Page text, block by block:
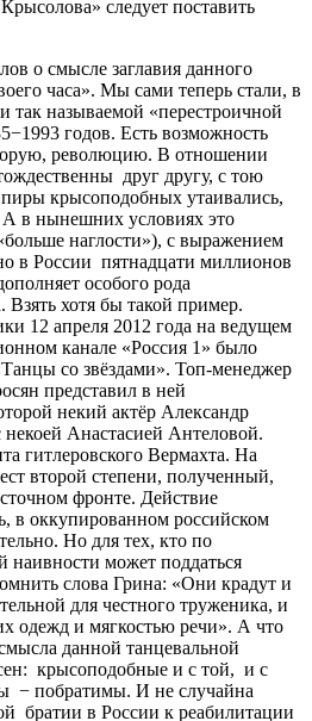
следует поставить
о смысле заглавия данного
часа». Мы сами теперь стали, в
так называемой «перестроичной
годов. Есть возможность
революцию. В отношении
друг другу, с тою
крысоподобных утаивались,
А в нынешних условиях это
наглости»), с выражением
в России пятнадцати миллионов
особого рода
Взять хотя бы такой пример.
12 апреля 2012 года на ведущем
канале «Россия 1» было
со звёздами». Топ-менеджер
представил в ней
некий актёр Александр
Анастасией Антеловой.
гитлеровского Вермахта. На
второй степени, полученный,
фронте. Действие
в оккупированном российском
Но для тех, кто по
наивности может поддаться
слова Грина: «Они крадут и
для честного труженика, и
одежд и мягкостью речи». А что
данной танцевальной
крысоподобные и с той, и с
− побратимы. И не случайна
братии в России к реабилитации